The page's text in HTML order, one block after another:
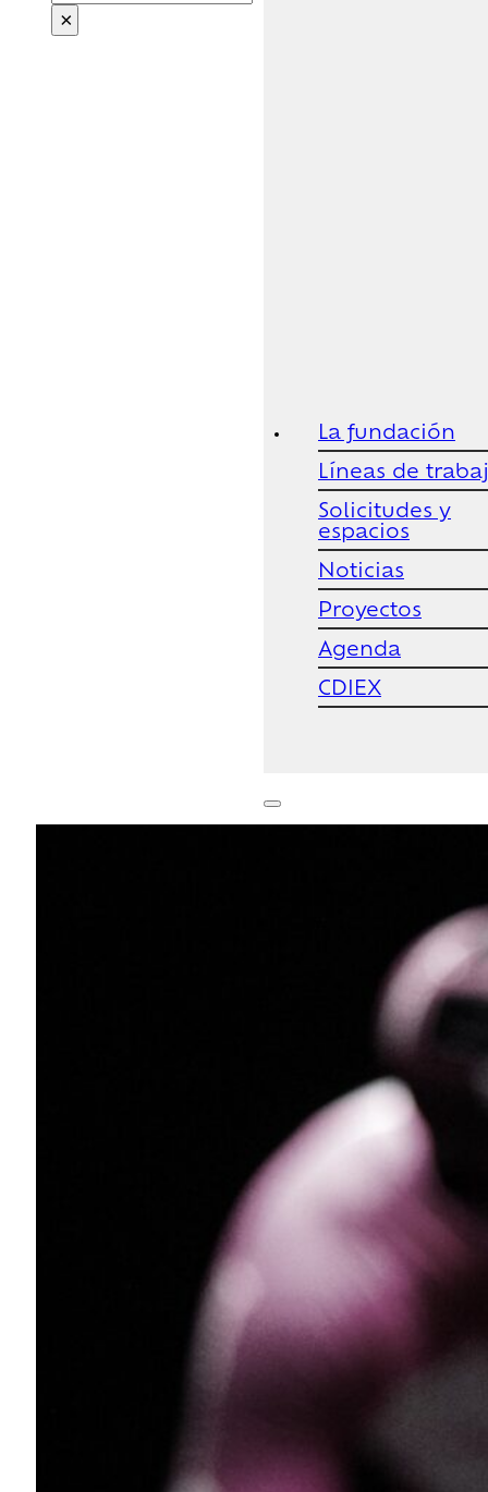
×
La fundación
Líneas de
Solicitudes y
espacios
Noticias
Proyectos
Agenda
CDIEX